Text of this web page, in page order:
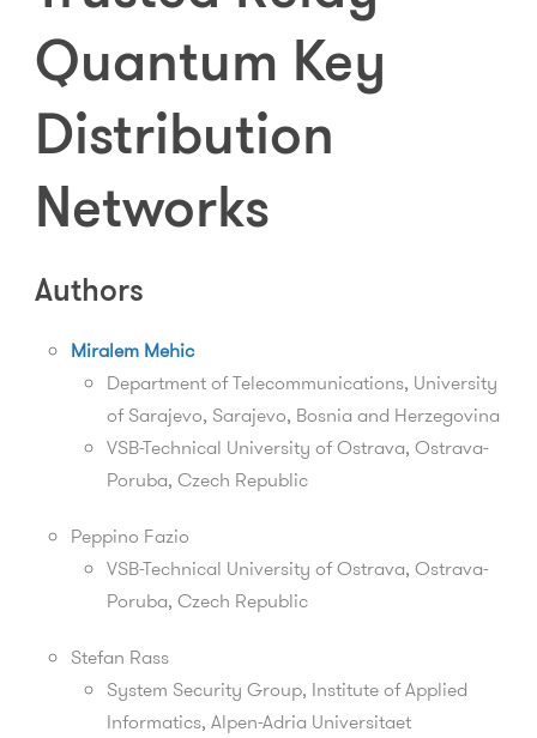
Quantum Key
Distribution
Networks
Authors
Miralem Mehic
Department of Telecommunications, University
of Sarajevo, Sarajevo, Bosnia and Herzegovina
VSB-Technical University of Ostrava, Ostrava-
Poruba, Czech Republic
Peppino Fazio
VSB-Technical University of Ostrava, Ostrava-
Poruba, Czech Republic
Stefan Rass
System Security Group, Institute of Applied
Informatics, Alpen-Adria Universitaet